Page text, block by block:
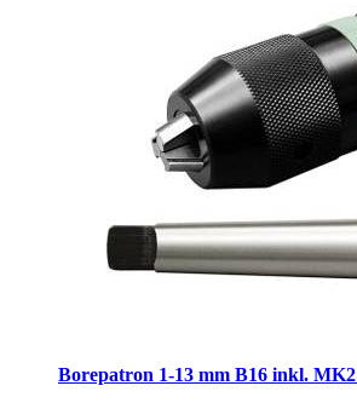
Borepatron 1-13 mm B16 inkl.